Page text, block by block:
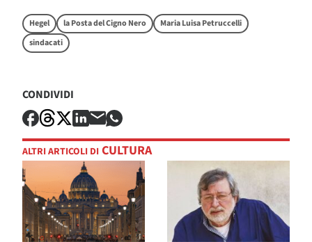
Hegel la Posta del Cigno Nero
Maria Luisa Petruccelli
sindacati
CONDIVIDI
ALTRI ARTICOLI DI CULTURA